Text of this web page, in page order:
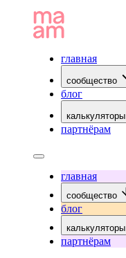
главная
сообщество
блог
калькуляторы
партнёрам
главная
сообщество
блог
калькуляторы
партнёрам